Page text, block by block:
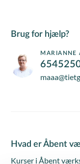
Brug for hjælp?
MARIANNE
Hvad er Åbent
Kurser i Åbent